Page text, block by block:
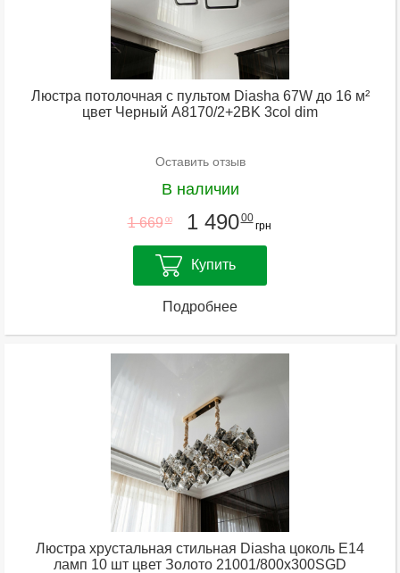
Люстра потолочная с пультом Diasha 67W до 16 м²
цвет Черный A8170/2+2BK 3col dim
Оставить отзыв
В наличии
1 669 00 1 49000
грн
Купить
Подробнее
Люстра хрустальная стильная Diasha цоколь E14
ламп 10 шт цвет Золото 21001/800x300SGD